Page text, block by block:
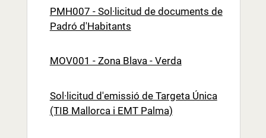
PMH007 - Sol·licitud de documents de
Padró d'Habitants
MOV001 - Zona Blava - Verda
Sol·licitud d'emissió de Targeta Única
(TIB Mallorca i EMT Palma)